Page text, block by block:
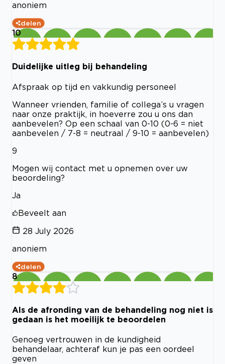
anoniem
delen
10
Duidelijke uitleg bij behandeling
Afspraak op tijd en vakkundig personeel
Wanneer vrienden, familie of collega’s u vragen
naar onze praktijk, in hoeverre zou u ons dan
aanbevelen? Op een schaal van 0-10 (0-6 = niet
aanbevelen / 7-8 = neutraal / 9-10 = aanbevelen)
9
Mogen wij contact met u opnemen over uw
beoordeling?
Ja
Beveelt aan
28 July 2026
anoniem
delen
8
Als de afronding van de behandeling nog niet is
gedaan is het moeilijk te beoordelen
Genoeg vertrouwen in de kundigheid
behandelaar, achteraf kun je pas een oordeel
geven